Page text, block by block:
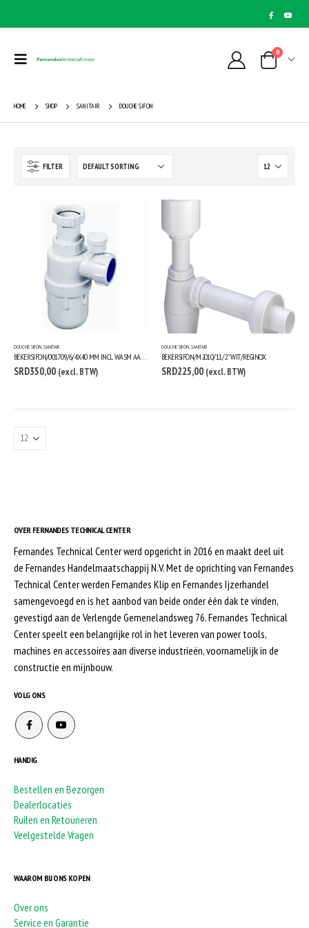
0
HOME SHOP SANITAIR DOUCHE SIFON
FILTER
DOUCHE SIFON, SANITAIR
BEKERSIFON/001709/6/4X40 MM INCL WASM AANSL M2060/REGINOX
SRD350,00 (excl. BTW)
DOUCHE SIFON, SANITAIR
BEKERSIFON/M2010/1.1/2” WIT/REGINOX
SRD225,00 (excl. BTW)
OVER FERNANDES TECHNICAL CENTER
Fernandes Technical Center werd opgericht in 2016 en maakt deel uit
de Fernandes Handelmaatschappij N.V. Met de oprichting van Fernandes
Technical Center werden Fernandes Klip en Fernandes Ijzerhandel
samengevoegd en is het aanbod van beide onder één dak te vinden,
gevestigd aan de Verlengde Gemenelandsweg 76. Fernandes Technical
Center speelt een belangrijke rol in het leveren van power tools,
machines en accessoires aan diverse industrieën, voornamelijk in de
constructie en mijnbouw.
VOLG ONS
HANDIG
Bestellen en Bezorgen
Dealerlocaties
Ruilen en Retouneren
Veelgestelde Vragen
WAAROM BIJ ONS KOPEN
Over ons
Service en Garantie